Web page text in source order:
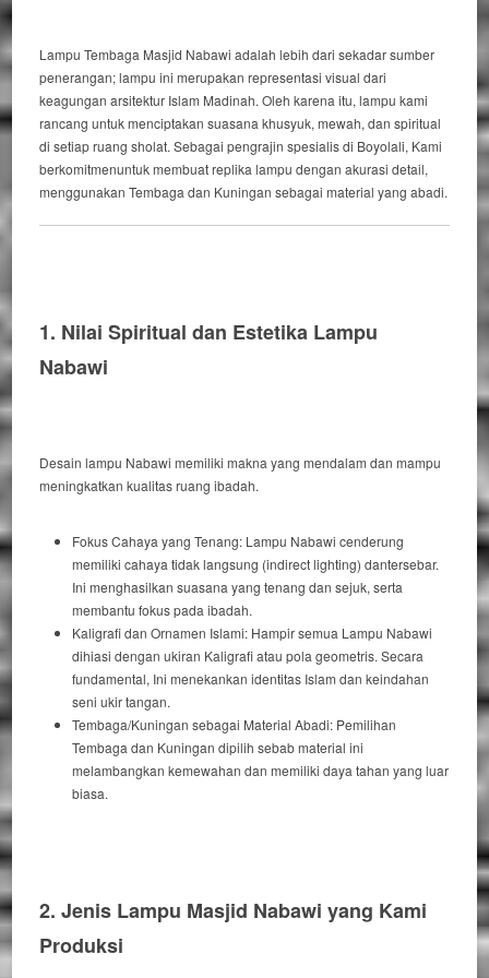
Lampu Tembaga Masjid Nabawi adalah lebihdari sekadar sumber
penerangan;lampu ini merupakan representasi visualdari
keagungan arsitektur Islam Madinah.Oleh karena itu, lampukami
rancang untukmenciptakan suasana khusyuk, mewah,dan spiritual
di setiap ruang sholat.Sebagai pengrajin spesialisdi Boyolali, Kami
berkomitmenuntukmembuatreplika lampudengan akurasi detail,
menggunakan Tembagadan Kuningansebagai material yang abadi.
1. Nilai Spiritual dan Estetika Lampu
Nabawi
Desain lampu Nabawimemiliki makna yang mendalamdan mampu
meningkatkan kualitas ruang ibadah.
Fokus Cahaya yang Tenang: Lampu Nabawicenderung
memiliki cahaya tidak langsung (indirect lighting)dantersebar.
Ini menghasilkan suasana yang tenangdan sejuk,serta
membantu fokuspada ibadah.
Kaligrafi dan Ornamen Islami: Hampir semua Lampu Nabawi
dihiasi dengan ukiran Kaligrafiatau pola geometris.Secara
fundamental, Ini menekankan identitas Islamdan keindahan
seni ukir tangan.
Tembaga/Kuningan sebagai Material Abadi: Pemilihan
Tembagadan Kuningandipilih sebabmaterialini
melambangkan kemewahandan memiliki daya tahan yang luar
biasa.
2. Jenis Lampu Masjid Nabawi yang Kami
Produksi